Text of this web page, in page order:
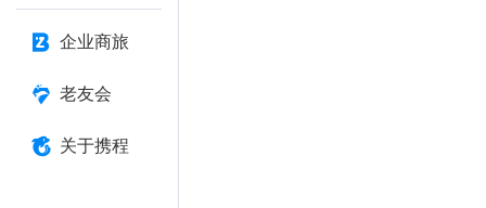
企业商旅
老友会
关于携程